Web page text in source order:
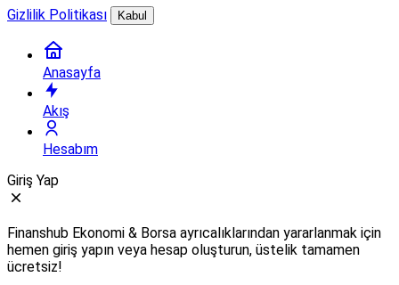
Gizlilik Politikası
Kabul
Anasayfa
Akış
Hesabım
Giriş Yap
Finanshub Ekonomi & Borsa ayrıcalıklarından yararlanmak için
hemen giriş yapın veya hesap oluşturun, üstelik tamamen
ücretsiz!